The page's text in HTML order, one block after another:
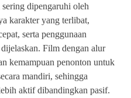
dipengaruhi oleh
karakter yang terlibat,
serta penggunaan
Film dengan alur
kemampuan penonton untuk
mandiri, sehingga
aktif dibandingkan pasif.